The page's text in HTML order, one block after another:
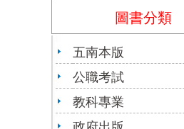
圖書分類
五南本版
公職考試
教科專業